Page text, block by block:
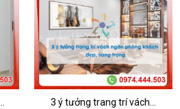
3 ý tưởng trang trí vách...